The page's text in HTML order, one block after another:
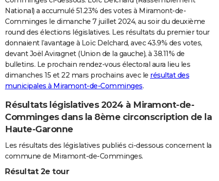
Dictionnaire
Biographies
Citations
Expressions
Proverbes
PROGRAMME TV
COPAINS D'AVANT
S'inscrire
Se connecter
Lycées
Collèges
Primaires
Universités
Entreprises
Service militaire
Avis de recherche
AVIS DE DÉCÈS
FORUM
National) a accumulé 51.23% des votes à Miramont-de-
Comminges le dimanche 7 juillet 2024, au soir du deuxième
round des élections législatives. Les résultats du premier tour
donnaient l’avantage à Loïc Delchard, avec 43.9% des votes,
devant Joël Aviragnet (Union de la gauche), à 38.11% de
bulletins. Le prochain rendez-vous électoral aura lieu les
dimanches 15 et 22 mars prochains avec le résultat des
municipales à Miramont-de-Comminges.
Résultats législatives 2024 à Miramont-de-
Comminges dans la 8ème circonscription de la
Haute-Garonne
Les résultats des législatives publiés ci-dessous concernent la
commune de Miramont-de-Comminges.
Résultat 2e tour